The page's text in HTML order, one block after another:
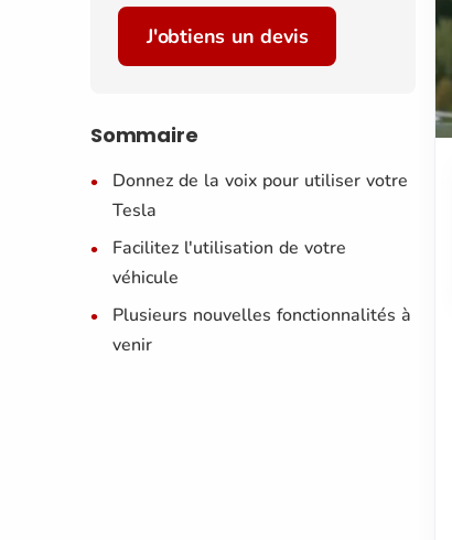
J'obtiens un devis
Sommaire
Donnez de la voix pour utiliser votre
Tesla
Facilitez l'utilisation de votre
véhicule
Plusieurs nouvelles fonctionnalités à
venir